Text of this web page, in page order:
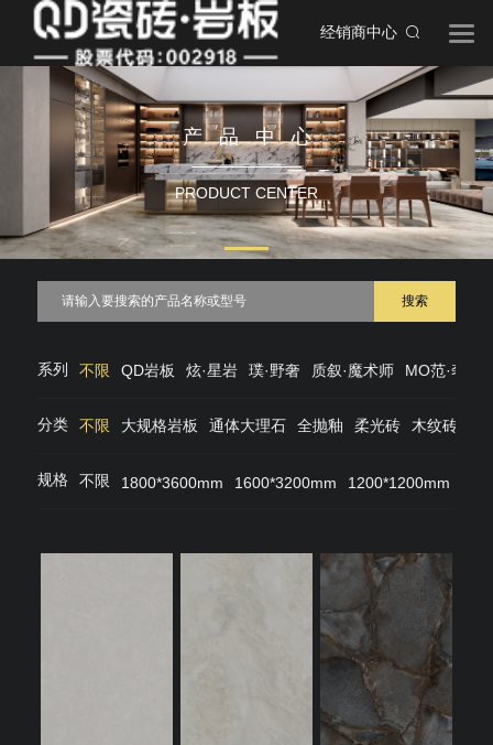
经销商中心
产品中心
PRODUCT CENTER
搜索
系列 不限 QD岩板 炫·星岩 璞·野奢 质叙·魔术师 MO范·奢石
分类 不限 大规格岩板 通体大理石 全抛釉 柔光砖 木纹砖
规格 不限 1800*3600mm 1600*3200mm 1200*1200mm